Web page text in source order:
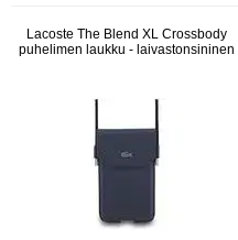
Lacoste The Blend XL Crossbody
puhelimen laukku - laivastonsininen